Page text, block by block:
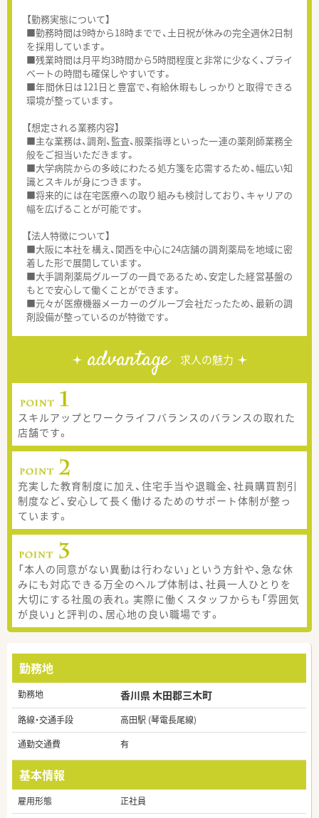
【勤務実態について】
■勤務時間は9時から18時までで、土日祝が休みの完全週休2日制
を採用しています。
■残業時間は月平均3時間から5時間程度と非常に少なく、プライ
ベートの時間も確保しやすいです。
■年間休日は121日と豊富で、有給休暇もしっかりと取得できる
環境が整っています。
【想定される業務内容】
■主な業務は、調剤、監査、服薬指導といった一連の薬剤師業務全
般をご担当いただきます。
■大学病院からの多岐にわたる処方箋を応需するため、幅広い知
識とスキルが身につきます。
■将来的には在宅医療への取り組みも検討しており、キャリアの
幅を広げることが可能です。
【法人特徴について】
■大阪に本社を構え、関西を中心に24店舗の調剤薬局を地域に密
着した形で展開しています。
■大手調剤薬局グループの一員であるため、安定した経営基盤の
もとで安心して働くことができます。
■元々が医療機器メーカーのグループ会社だったため、最新の調
剤設備が整っているのが特徴です。
advantage 求人の魅力
スキルアップとワークライフバランスのバランスの取れた
店舗です。
充実した教育制度に加え、住宅手当や退職金、社員購買割引
制度など、安心して長く働けるためのサポート体制が整っ
ています。
「本人の同意がない異動は行わない」という方針や、急な休
みにも対応できる万全のヘルプ体制は、社員一人ひとりを
大切にする社風の表れ。実際に働くスタッフからも「雰囲気
が良い」と評判の、居心地の良い職場です。
勤務地
勤務地 香川県 木田郡三木町
路線・交通手段
高田駅 (琴電長尾線)
通勤交通費
有
基本情報
雇用形態
正社員